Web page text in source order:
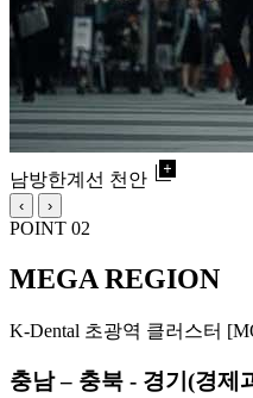
남방한계선 천안 library_add
‹ ›
POINT 02
MEGA REGION
K-Dental 초광역 클러스터
충남 – 충북 - 경기(경제